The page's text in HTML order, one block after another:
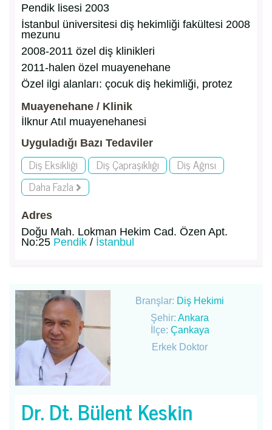
Pendik lisesi 2003
İstanbul üniversitesi diş hekimliği fakültesi 2008
mezunu
2008-2011 özel diş klinikleri
2011-halen özel muayenehane
Özel ilgi alanları: çocuk diş hekimliği, protez
Muayenehane / Klinik
İlknur Atıl muayenehanesi
Uyguladığı Bazı Tedaviler
Diş Eksikliği Diş Çapraşıklığı
Diş Ağrısı
Daha Fazla
Adres
Doğu Mah. Lokman Hekim Cad. Özen Apt.
No:25 Pendik / İstanbul
Branşlar: Diş Hekimi
Şehir:Ankara
İlçe: Çankaya
Erkek Doktor
Dr. Dt. Bülent Keskin